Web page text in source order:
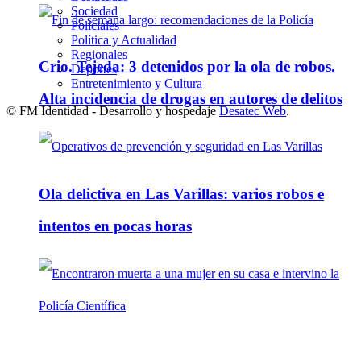
Crio. Tejeda: 3 detenidos por la ola de robos.
Alta incidencia de drogas en autores de delitos
Ola delictiva en Las Varillas: varios robos e
intentos en pocas horas
Sociedad
Policiales
Política y Actualidad
Regionales
Deportes
Entretenimiento y Cultura
© FM Identidad - Desarrollo y hospedaje Desatec Web.